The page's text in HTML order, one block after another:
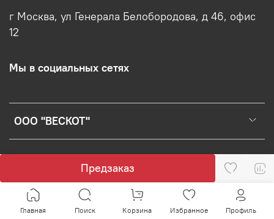
Предзаказ
ООО "ВЕСКОТ"
г Москва, ул Генерала Белобородова, д 46, офис
12
Мы в социальных сетях
Главная Поиск Корзина Избранное Профиль